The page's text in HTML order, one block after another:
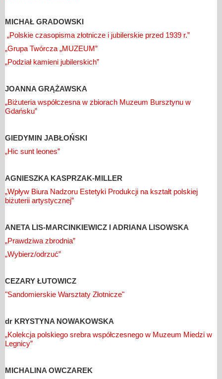
MICHAŁ GRADOWSKI
„Polskie czasopisma złotnicze i jubilerskie przed 1939 r.”
„Grupa Twórcza „MUZEUM”
„Podział kamieni jubilerskich”
JOANNA GRĄŻAWSKA
„Biżuteria współczesna w zbiorach Muzeum Bursztynu w
Gdańsku”
GIEDYMIN JABŁOŃSKI
„Hic sunt leones”
AGNIESZKA KASPRZAK-MILLER
„Wpływ Biura Nadzoru Estetyki Produkcji na kształt polskiej
biżuterii artystycznej”
ANETA LIS-MARCINKIEWICZ I ADRIANA LISOWSKA
„Prawdziwa zbrodnia”
„Wybierz/odrzuć”
CEZARY ŁUTOWICZ
"Sandomierskie Warsztaty Złotnicze"
dr KRYSTYNA NOWAKOWSKA
„Kolekcja polskiego srebra współczesnego w Muzeum Miedzi w
Legnicy”
MICHALINA OWCZAREK